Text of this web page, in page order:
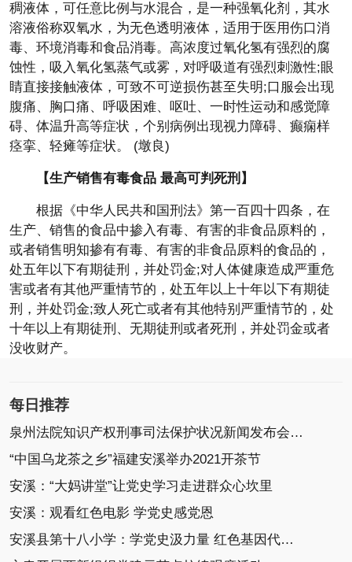
稠液体，可任意比例与水混合，是一种强氧化剂，其水
溶液俗称双氧水，为无色透明液体，适用于医用伤口消
毒、环境消毒和食品消毒。高浓度过氧化氢有强烈的腐
蚀性，吸入氧化氢蒸气或雾，对呼吸道有强烈刺激性;眼
睛直接接触液体，可致不可逆损伤甚至失明;口服会出现
腹痛、胸口痛、呼吸困难、呕吐、一时性运动和感觉障
碍、体温升高等症状，个别病例出现视力障碍、癫痫样
痉挛、轻瘫等症状。 (墩良)
【生产销售有毒食品 最高可判死刑】
根据《中华人民共和国刑法》第一百四十四条，在
生产、销售的食品中掺入有毒、有害的非食品原料的，
或者销售明知掺有有毒、有害的非食品原料的食品的，
处五年以下有期徒刑，并处罚金;对人体健康造成严重危
害或者有其他严重情节的，处五年以上十年以下有期徒
刑，并处罚金;致人死亡或者有其他特别严重情节的，处
十年以上有期徒刑、无期徒刑或者死刑，并处罚金或者
没收财产。
每日推荐
泉州法院知识产权刑事司法保护状况新闻发布会召开
“中国乌龙茶之乡”福建安溪举办2021开茶节
安溪：“大妈讲堂”让党史学习走进群众心坎里
安溪：观看红色电影 学党史感党恩
安溪县第十八小学：学党史汲力量 红色基因代代传